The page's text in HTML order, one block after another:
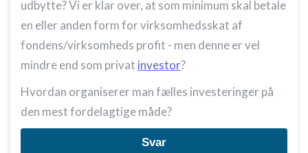
udbytte? Vi er klar over, at som minimum skal betale
en eller anden form for virksomhedsskat af
fondens/virksomheds profit - men denne er vel
mindre end som privat investor?
Hvordan organiserer man fælles investeringer på
den mest fordelagtige måde?
Svar